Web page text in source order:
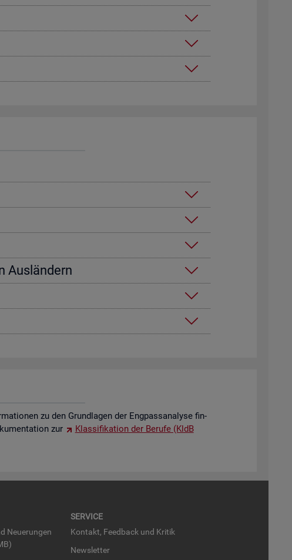
Aus­län­dern
zu den Grund­la­gen der Eng­pass­ana­ly­se fin­
zur
Klas­si­fi­ka­ti­on der Be­ru­fe (KldB
Neue­run­gen
SER­VICE
Kon­takt, Feed­back und Kri­tik
News­let­ter